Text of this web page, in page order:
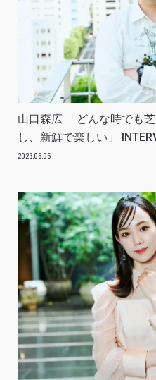
山口森広 「どんな時でも
し、新鮮で楽しい」
2023.06.06